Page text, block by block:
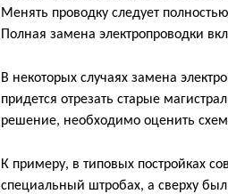
Менять проводку следует
Полная замена электропроводки
В некоторых случаях замена
придется отрезать старые
решение, необходимо оценить
К примеру, в типовых постройках
специальный штробах, а сверху